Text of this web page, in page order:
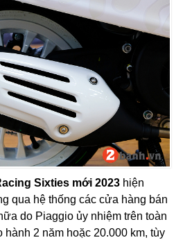
Sixties mới 2023 hiện
qua hệ thống các cửa hàng bán
do Piaggio ủy nhiệm trên toàn
2 năm hoặc 20.000 km, tùy